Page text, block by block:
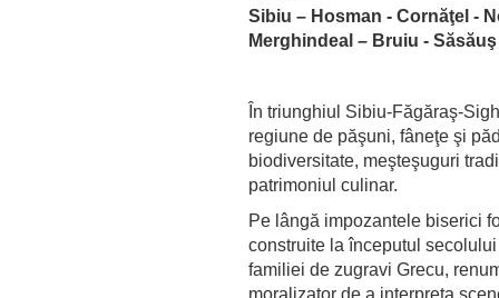
Sibiu – Hosman - Cornăţel -
Merghindeal – Bruiu - Săsăuş
În triunghiul Sibiu-Făgăraş-
regiune de păşuni, fâneţe şi
biodiversitate, meşteşuguri
patrimoniul culinar.
Pe lângă impozantele biserici
construite la începutul
familiei de zugravi Grecu,
moralizator de a interpreta